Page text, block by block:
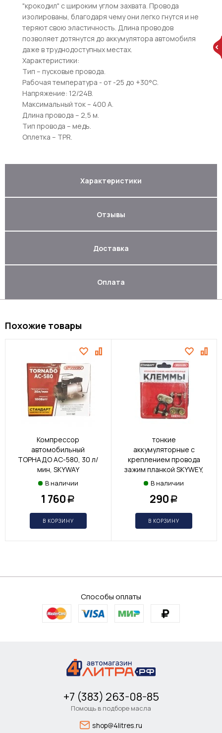
"крокодил" с широким углом захвата. Провода
изолированы, благодаря чему они легко гнутся и не
теряют свою эластичность. Длина проводов
позволяет дотянутся до аккумулятора автомобиля
даже в труднодоступных местах.
Характеристики:
Тип – пусковые провода.
Рабочая температура - от -25 до +30°С.
Напряжение: 12/24В.
Максимальный ток – 400 А.
Длина провода – 2,5 м.
Тип провода – медь.
Оплетка – TPR.
Характеристики
Отзывы
Доставка
Оплата
Похожие товары
Компрессор
автомобильный
ТОРНАДО АС-580, 30 л/
мин, SKYWAY
В наличии
1 760 Р
В КОРЗИНУ
тонкие
аккумуляторные с
креплением провода
зажим планкой SKYWEY,
В наличии
290 Р
В КОРЗИНУ
Способы оплаты
+7 (383) 263-08-85
Помощь в подборе масла
shop@4litres.ru